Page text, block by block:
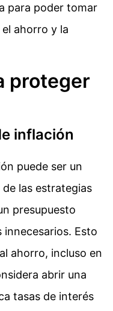
para poder tomar
ahorro y la
proteger
inflación
puede ser un
las estrategias
presupuesto
innecesarios. Esto
ahorro, incluso en
abrir una
tasas de interés